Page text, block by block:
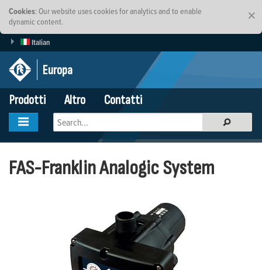
×
Cookies: Our website uses cookies for analytics and to enable
dynamic content.
Italian
Europa
Prodotti
Altro Contatti
FAS-Franklin Analogic System